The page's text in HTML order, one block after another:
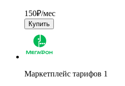
150₽/мес
Купить
Маркетплейс тарифов 1